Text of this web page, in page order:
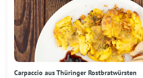
Carpaccio aus Thüringer Rostbratwürsten